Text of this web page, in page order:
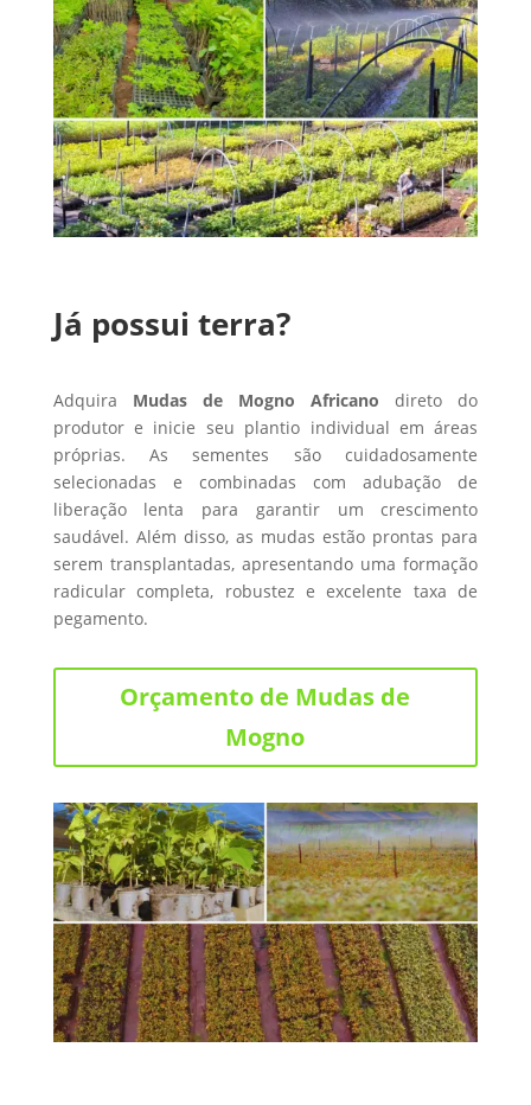
Já possui terra?
Adquira Mudas de Mogno Africano direto do
produtor e inicie seu plantio individual em áreas
próprias. As sementes são cuidadosamente
selecionadas e combinadas com adubação de
liberação lenta para garantir um crescimento
saudável. Além disso, as mudas estão prontas para
serem transplantadas, apresentando uma formação
radicular completa, robustez e excelente taxa de
pegamento.
Orçamento de Mudas de
Mogno